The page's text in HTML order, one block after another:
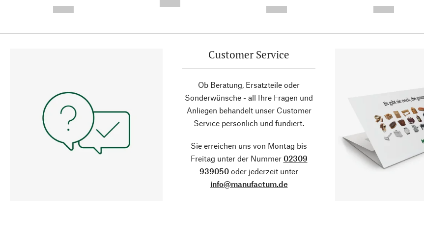
Customer Service
Ob Beratung, Ersatzteile oder
Sonderwünsche - all Ihre Fragen und
Anliegen behandelt unser Customer
Service persönlich und fundiert.
Sie erreichen uns von Montag bis
Freitag unter der Nummer 02309
939050 oder jederzeit unter
info@manufactum.de